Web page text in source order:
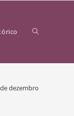
dezembro